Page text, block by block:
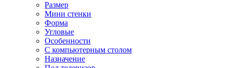
Размер
Мини стенки
Форма
Угловые
Особенности
С компьютерным столом
Назначение